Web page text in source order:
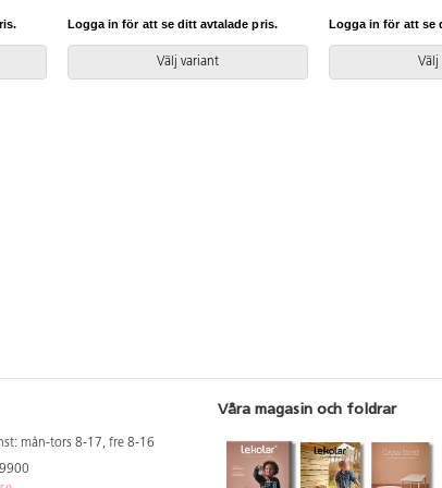
helt
0099.
Logga in för att se ditt avtalade pris.
Välj variant
plywood.
Logga in för att se
Välj
mån-tors 8-17, fre 8-16
Våra magasin och foldrar